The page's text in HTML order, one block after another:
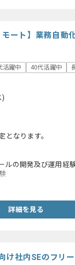
ート】業務自動
活躍中 40代活躍中
)
なります。
ルの開発及び運用経
詳細を見る
け社内SEのフリ